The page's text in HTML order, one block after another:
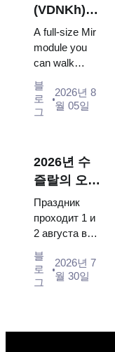
(VDNKh) :
러시아 최대
우주 전시관
A full-size Mir
module you
can walk
Energia–
Buran model,
capsules and
120 pieces of
flight...
블
로
그
2026년 8
월 05일
2026년 수
즐랄의 오이
데이: 티켓,
일정 및 모
스크바에서
가는 방법
Праздник
проходит 1 и
2 августа в
деревянного
зодчества.
블
로
그
2026년 7
월 30일